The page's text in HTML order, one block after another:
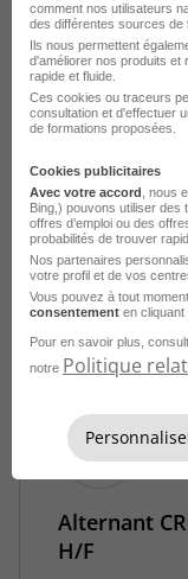
Technicien
Levallois-
Publié le 30
Je postule
Alternant
H/F
comment nos utilisateurs
des différentes sources de
Ils nous permettent
d'améliorer nos produits et
rapide et fluide.
Ces cookies ou traceurs
consultation et d'effectuer
de formations proposées.
Cookies publicitaires
Avec votre accord , nous
Bing,) pouvons utiliser
offres d’emploi ou des
probabilités de trouver
Nos partenaires
votre profil et de vos
Vous pouvez à tout moment
consentement en cliquant
Pour en savoir plus,
notre Politique